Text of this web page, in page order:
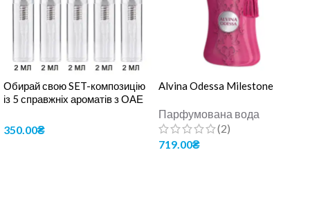
Обирай свою SET-композицію
із 5 справжніх ароматів з ОАЕ
350.00₴
Alvina Odessa Milestone
Парфумована вода
(2)
719.00₴